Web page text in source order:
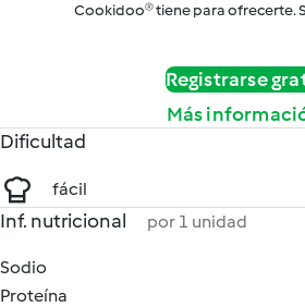
Cookidoo® tiene para ofrecerte.
Registrarse
Más
Dificultad
fácil
Inf. nutricional por 1 unidad
Sodio
Proteína